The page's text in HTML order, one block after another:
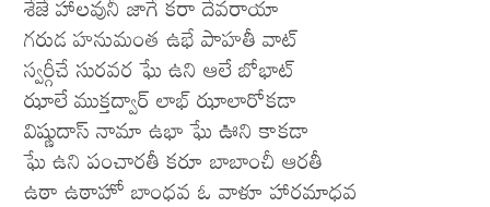
గరుడ హనుమంత ఉభే పాహతీ వాట్
స్వర్గీచే సురవర ఘే ఉని ఆలే బోభాట్
ఝాలే ముక్తద్వార్ లాభ్ ఝాలారోకడా
విష్ణుదాస్ నామా ఉభా ఘే ఊని కాకడా
ఘే ఉని పంచారతీ కరూ బాబాంచీ ఆరతీ
ఉఠా ఉఠాహో బాంధవ ఓ వాళూ హారమాధవ